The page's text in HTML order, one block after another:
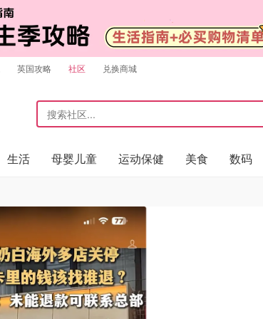
英国攻略 社区 兑换商城
生活 母婴儿童 运动保健 美食 数码